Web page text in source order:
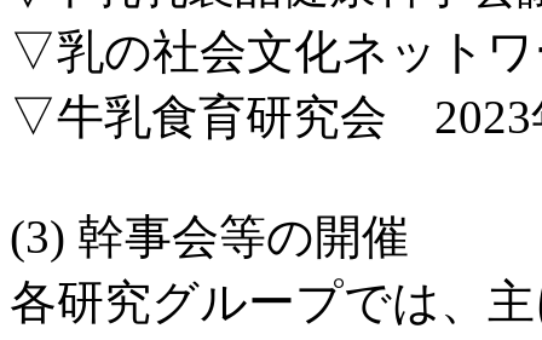
▽乳の社会文化ネット
▽牛乳食育研究会 2023
(3) 幹事会等の開催
各研究グループでは、